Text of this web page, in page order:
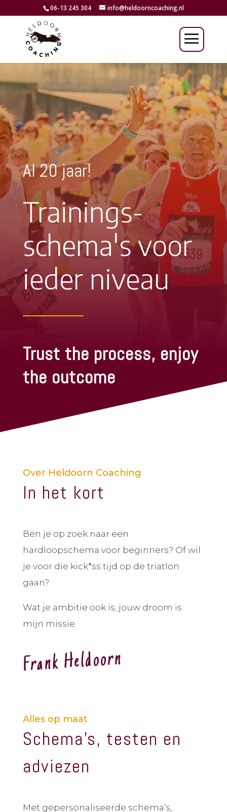
06-13 245 304 info@heldoorncoaching.nl
Al 20 jaar!
Trainings-
schema's voor
ieder niveau
Trust the process, enjoy
the outcome
Over Heldoorn Coaching
In het kort
Ben je op zoek naar een
hardloopschema voor beginners? Of wil
je voor die kick*ss tijd op de triatlon
gaan?
Wat je ambitie ook is; jouw droom is
mijn missie.
Frank Heldoorn
Alles op maat
Schema’s, testen en
adviezen
Met gepersonaliseerde schema’s,